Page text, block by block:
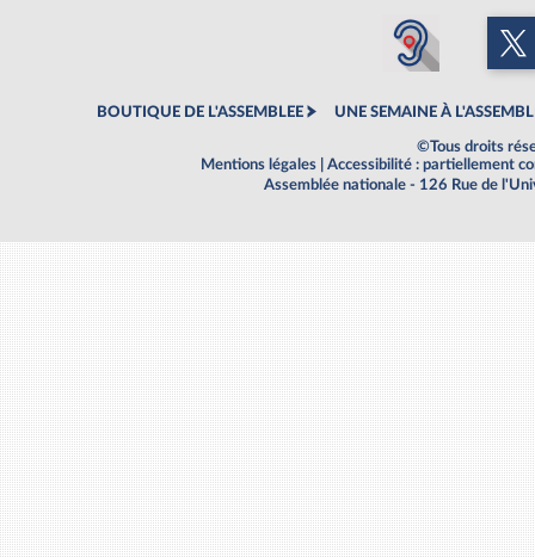
BOUTIQUE DE L'ASSEMBLEE UNE SEMAINE À
©Tous droits
Mentions légales
Accessibilité : partiellement
Assemblée nationale - 126 Rue de